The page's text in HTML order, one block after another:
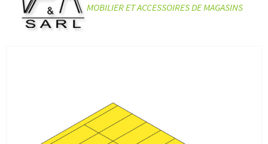
MOBILIER ET ACCESSOIRES DE MAGASINS